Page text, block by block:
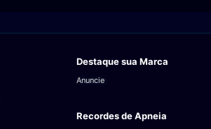
Destaque sua Marca
Anuncie
Recordes de Apneia